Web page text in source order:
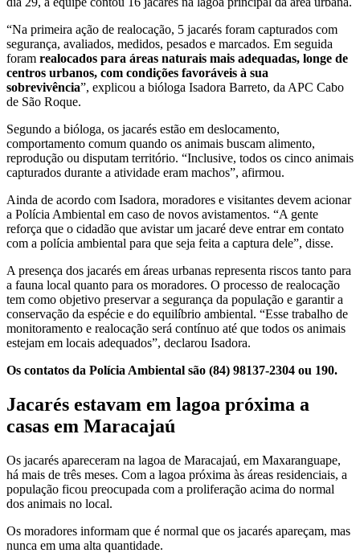
“Na primeira ação de realocação, 5 jacarés foram capturados com
segurança, avaliados, medidos, pesados e marcados. Em seguida
foram realocados para áreas naturais mais adequadas, longe de
centros urbanos, com condições favoráveis à sua
sobrevivência”, explicou a bióloga Isadora Barreto, da APC Cabo
de São Roque.
Segundo a bióloga, os jacarés estão em deslocamento,
comportamento comum quando os animais buscam alimento,
reprodução ou disputam território. “Inclusive, todos os cinco animais
capturados durante a atividade eram machos”, afirmou.
Ainda de acordo com Isadora, moradores e visitantes devem acionar
a Polícia Ambiental em caso de novos avistamentos. “A gente
reforça que o cidadão que avistar um jacaré deve entrar em contato
com a polícia ambiental para que seja feita a captura dele”, disse.
A presença dos jacarés em áreas urbanas representa riscos tanto para
a fauna local quanto para os moradores. O processo de realocação
tem como objetivo preservar a segurança da população e garantir a
conservação da espécie e do equilíbrio ambiental. “Esse trabalho de
monitoramento e realocação será contínuo até que todos os animais
estejam em locais adequados”, declarou Isadora.
Os contatos da Polícia Ambiental são (84) 98137-2304 ou 190.
Jacarés estavam em lagoa próxima a
casas em Maracajaú
Os jacarés apareceram na lagoa de Maracajaú, em Maxaranguape,
há mais de três meses. Com a lagoa próxima às áreas residenciais, a
população ficou preocupada com a proliferação acima do normal
dos animais no local.
Os moradores informam que é normal que os jacarés apareçam, mas
nunca em uma alta quantidade.